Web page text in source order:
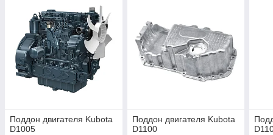
Поддон двигателя Kubota
D1005
Поддон двигателя Kubota
D1100